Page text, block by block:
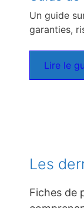
Un guide
garanties,
Lire le
Les
Fiches de